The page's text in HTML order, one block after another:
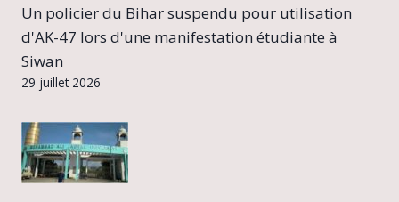
Un policier du Bihar suspendu pour utilisation
d'AK-47 lors d'une manifestation étudiante à
Siwan
29 juillet 2026